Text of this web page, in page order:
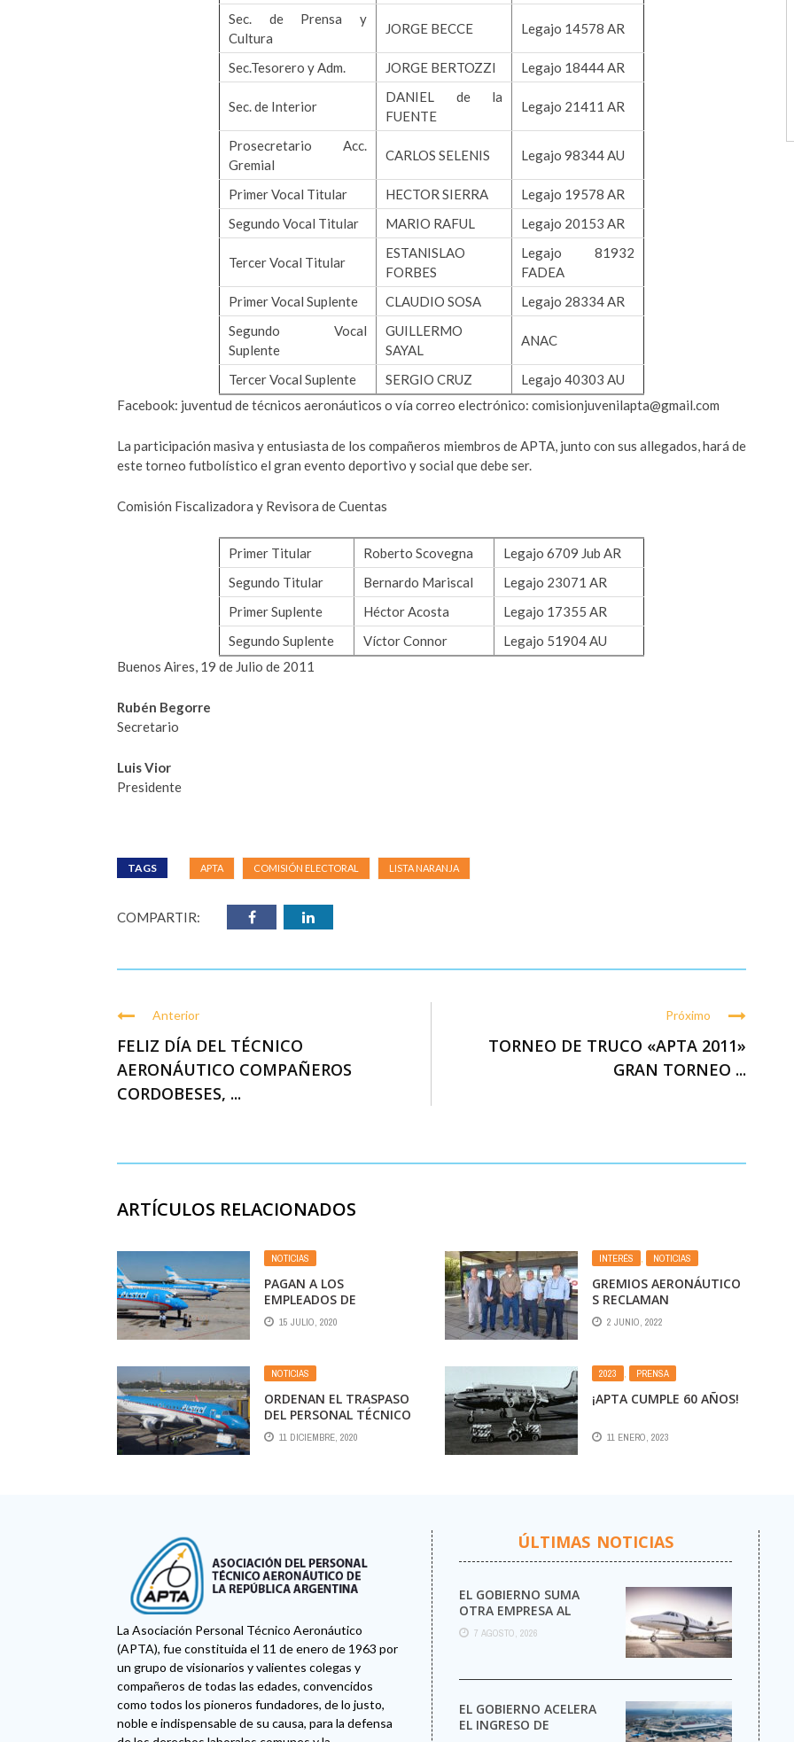
Sec. de Prensa y
Cultura
JORGE BECCE Legajo 14578 AR
Sec.Tesorero y Adm. JORGE BERTOZZI Legajo 18444 AR
Sec. de Interior
DANIEL de la
FUENTE
Legajo 21411 AR
Prosecretario Acc.
Gremial
CARLOS SELENIS Legajo 98344 AU
Primer Vocal Titular HECTOR SIERRA
Legajo 19578 AR
Segundo Vocal Titular
MARIO RAFUL Legajo 20153 AR
Tercer Vocal Titular
ESTANISLAO
FORBES
Legajo 81932
FADEA
Primer Vocal Suplente
CLAUDIO SOSA
Legajo 28334 AR
Segundo Vocal
Suplente
GUILLERMO
SAYAL
ANAC
Tercer Vocal Suplente SERGIO CRUZ
Legajo 40303 AU
Facebook: juventud de técnicos aeronáuticos o vía correo electrónico: comisionjuvenilapta@gmail.com
La participación masiva y entusiasta de los compañeros miembros de APTA, junto con sus allegados, hará de
este torneo futbolístico el gran evento deportivo y social que debe ser.
Comisión Fiscalizadora y Revisora de Cuentas
Primer Titular Roberto Scovegna
Legajo 6709 Jub AR
Segundo Titular
Bernardo Mariscal
Legajo 23071 AR
Primer Suplente
Héctor Acosta
Legajo 17355 AR
Segundo Suplente
Víctor Connor
Legajo 51904 AU
Buenos Aires, 19 de Julio de 2011
Rubén Begorre
Secretario
Luis Vior
Presidente
TAGS APTA COMISIÓN ELECTORAL LISTA NARANJA
COMPARTIR:
Anterior
FELIZ DÍA DEL TÉCNICO
AERONÁUTICO COMPAÑEROS
CORDOBESES, ...
Próximo
TORNEO DE TRUCO «APTA 2011»
GRAN TORNEO ...
ARTÍCULOS RELACIONADOS
NOTICIAS
PAGAN A LOS
EMPLEADOS DE
AEROLÍNEAS
Y AUSTRAL LA SEGUNDA
JUNIO
15 JULIO, 2020
INTERÉS NOTICIAS
GREMIOS AERONÁUTICO
S RECLAMAN
REAPERTURA DE
PARITARIAS
ARGENTINAS
2 JUNIO, 2022
NOTICIAS
ORDENAN EL TRASPASO
DEL PERSONAL TÉCNICO
DE AUSTRAL A
AEROLÍNEAS
11 DICIEMBRE, 2020
2023 PRENSA
¡APTA CUMPLE 60 AÑOS!
11 ENERO, 2023
La Asociación Personal Técnico Aeronáutico
(APTA), fue constituida el 11 de enero de 1963 por
un grupo de visionarios y valientes colegas y
compañeros de todas las edades, convencidos
como todos los pioneros fundadores, de lo justo,
noble e indispensable de su causa, para la defensa
ÚLTIMAS NOTICIAS
EL GOBIERNO SUMA
OTRA EMPRESA AL
NEGOCIO DE LOS VUELOS
PRIVADOS
7 AGOSTO, 2026
EL GOBIERNO ACELERA
EL INGRESO DE